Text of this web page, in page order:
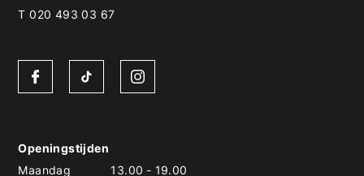
T 020 493 03 67
Openingstijden
Maandag
13.00 - 19.00